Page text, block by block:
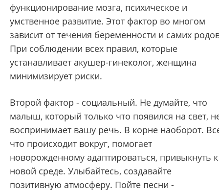
функционирование мозга, психическое и
умственное развитие. Этот фактор во многом
зависит от течения беременности и самих
При соблюдении всех правил, которые
устанавливает акушер-гинеколог, женщина
минимизирует риски.
Второй фактор - социальный. Не думайте, что
малыш, который только что появился на свет,
воспринимает вашу речь. В корне наоборот.
что происходит вокруг, помогает
новорожденному адаптироваться, привыкнуть к
новой среде. Улыбайтесь, создавайте
позитивную атмосферу. Пойте песни -